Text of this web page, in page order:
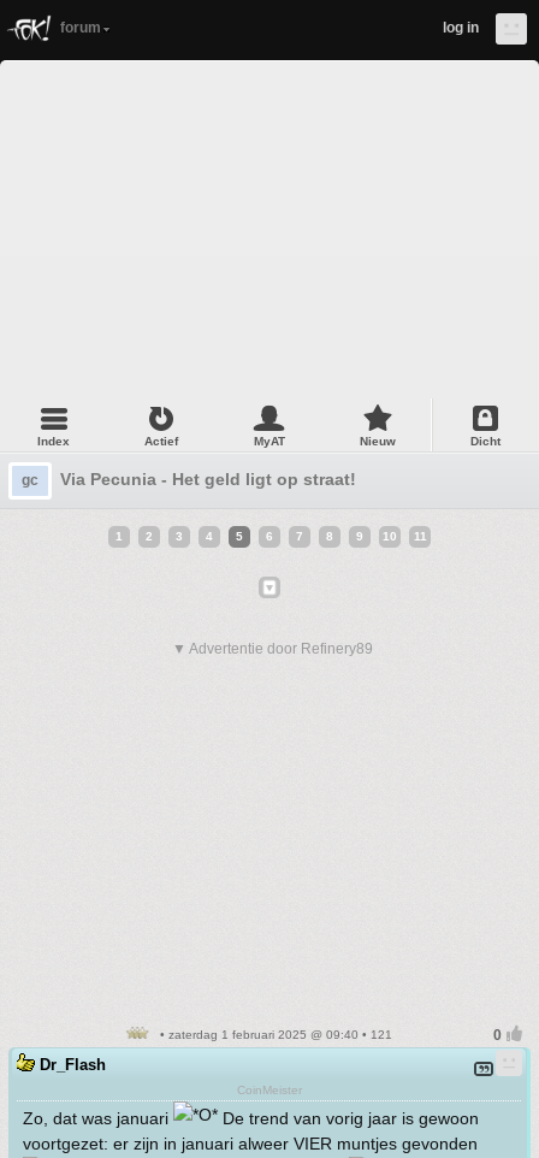
forum log in
Index Actief MyAT Nieuw Dicht
gc Via Pecunia - Het geld ligt op straat!
1 2 3 4 5 6 7 8 9 10 11
▼ Advertentie door Refinery89
• zaterdag 1 februari 2025 @ 09:40 • 121
Dr_Flash
CoinMeister
Zo, dat was januari
De trend van vorig jaar is gewoon
voortgezet: er zijn in januari alweer VIER muntjes gevonden